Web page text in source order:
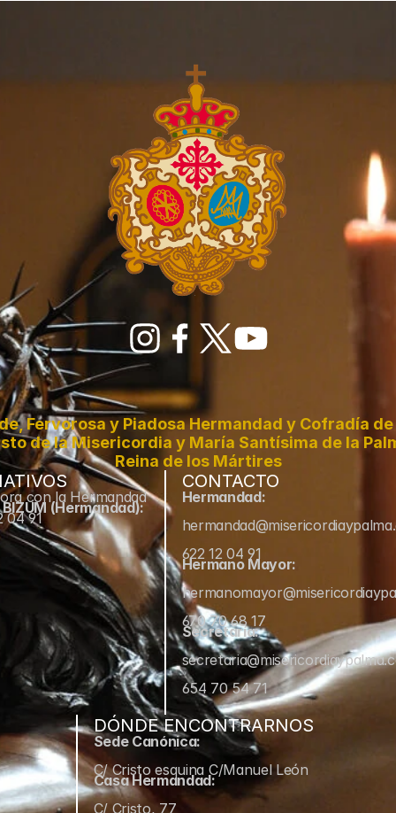
Fervorosa y Piadosa Hermandad y Cofradía
de la Misericordia y María Santísima de la
Reina de los Mártires
con la Hermandad
BIZUM (Hermandad):
04 91
CONTACTO
Hermandad:
622 12 04 91
Hermano Mayor:
670 70 68 17
Secretaría:
654 70 54 71
DÓNDE ENCONTRARNOS
Sede Canónica:
C/ Cristo esquina C/Manuel León
Casa Hermandad:
C/ Cristo, 77